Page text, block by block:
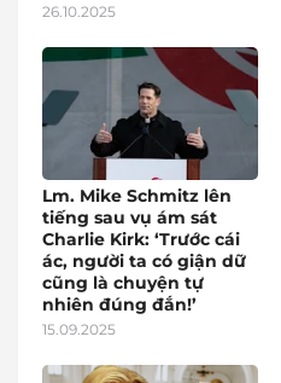
26.10.2025
Lm. Mike Schmitz lên
tiếng sau vụ ám sát
Charlie Kirk: ‘Trước cái
ác, người ta có giận dữ
cũng là chuyện tự
nhiên đúng đắn!’
15.09.2025